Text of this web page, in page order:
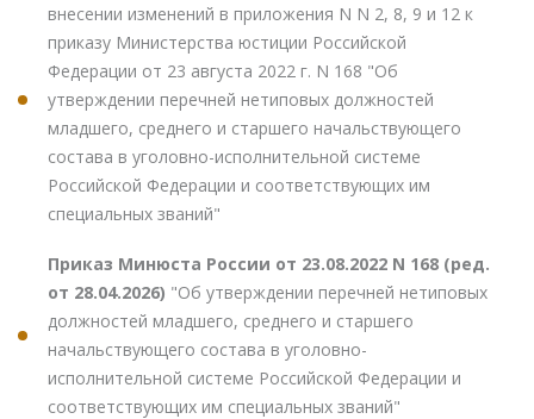
внесении изменений в приложения N N 2, 8, 9 и 12 к
приказу Министерства юстиции Российской
Федерации от 23 августа 2022 г. N 168 "Об
утверждении перечней нетиповых должностей
младшего, среднего и старшего начальствующего
состава в уголовно-исполнительной системе
Российской Федерации и соответствующих им
специальных званий"
Приказ Минюста России от 23.08.2022 N 168 (ред.
от 28.04.2026) "Об утверждении перечней нетиповых
должностей младшего, среднего и старшего
начальствующего состава в уголовно-
исполнительной системе Российской Федерации и
соответствующих им специальных званий"